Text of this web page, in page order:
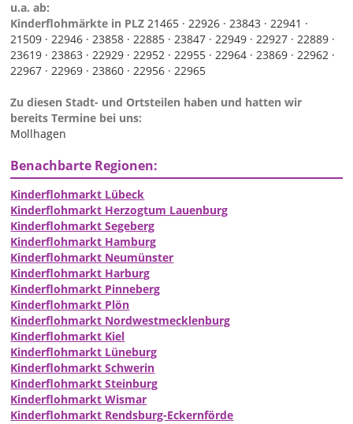
u.a. ab:
Kinderflohmärkte in PLZ21465 ·22926 ·23843 ·22941 ·
21509 ·22946 ·23858 ·22885 ·23847 ·22949 ·22927 ·22889 ·
23619 ·23863 ·22929 ·22952 ·22955 ·22964 ·23869 ·22962 ·
22967 ·22969 ·23860 ·22956 ·22965
Zu diesen Stadt- und Ortsteilen haben und hatten wir
bereits Termine bei uns:
Mollhagen
Benachbarte Regionen:
Kinderflohmarkt Lübeck
Kinderflohmarkt Herzogtum Lauenburg
Kinderflohmarkt Segeberg
Kinderflohmarkt Hamburg
Kinderflohmarkt Neumünster
Kinderflohmarkt Harburg
Kinderflohmarkt Pinneberg
Kinderflohmarkt Plön
Kinderflohmarkt Nordwestmecklenburg
Kinderflohmarkt Kiel
Kinderflohmarkt Lüneburg
Kinderflohmarkt Schwerin
Kinderflohmarkt Steinburg
Kinderflohmarkt Wismar
Kinderflohmarkt Rendsburg-Eckernförde